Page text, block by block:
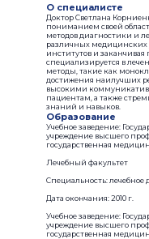
О специалисте
Доктор Светлана
пониманием своей
методов диагностики и
различных медицинских
институтов и
специализируется в
методы, такие как
достижения наилучших
высокими
пациентам, а также
знаний и навыков.
Образование
Учебное заведение:
учреждение высшего
государственная
Лечебный факультет
Специальность: лечебное
Дата окончания: 2010 г.
Учебное заведение:
учреждение высшего
государственная